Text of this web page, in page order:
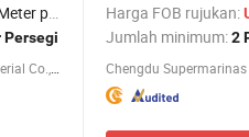
persegi
Persegi
Harga FOB rujukan:
Jumlah minimum:2